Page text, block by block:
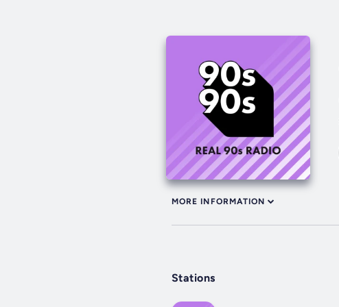
MORE INFORMATION
Stations